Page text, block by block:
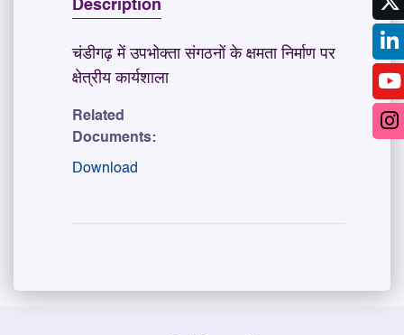
Description
चंडीगढ़ में उपभोक्ता संगठनों के क्षमता निर्माण पर
क्षेत्रीय कार्यशाला
Related
Documents:
Download